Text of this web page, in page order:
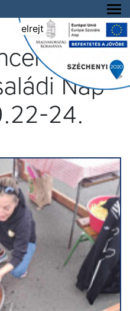
elrejt
Napi
Nap
24.